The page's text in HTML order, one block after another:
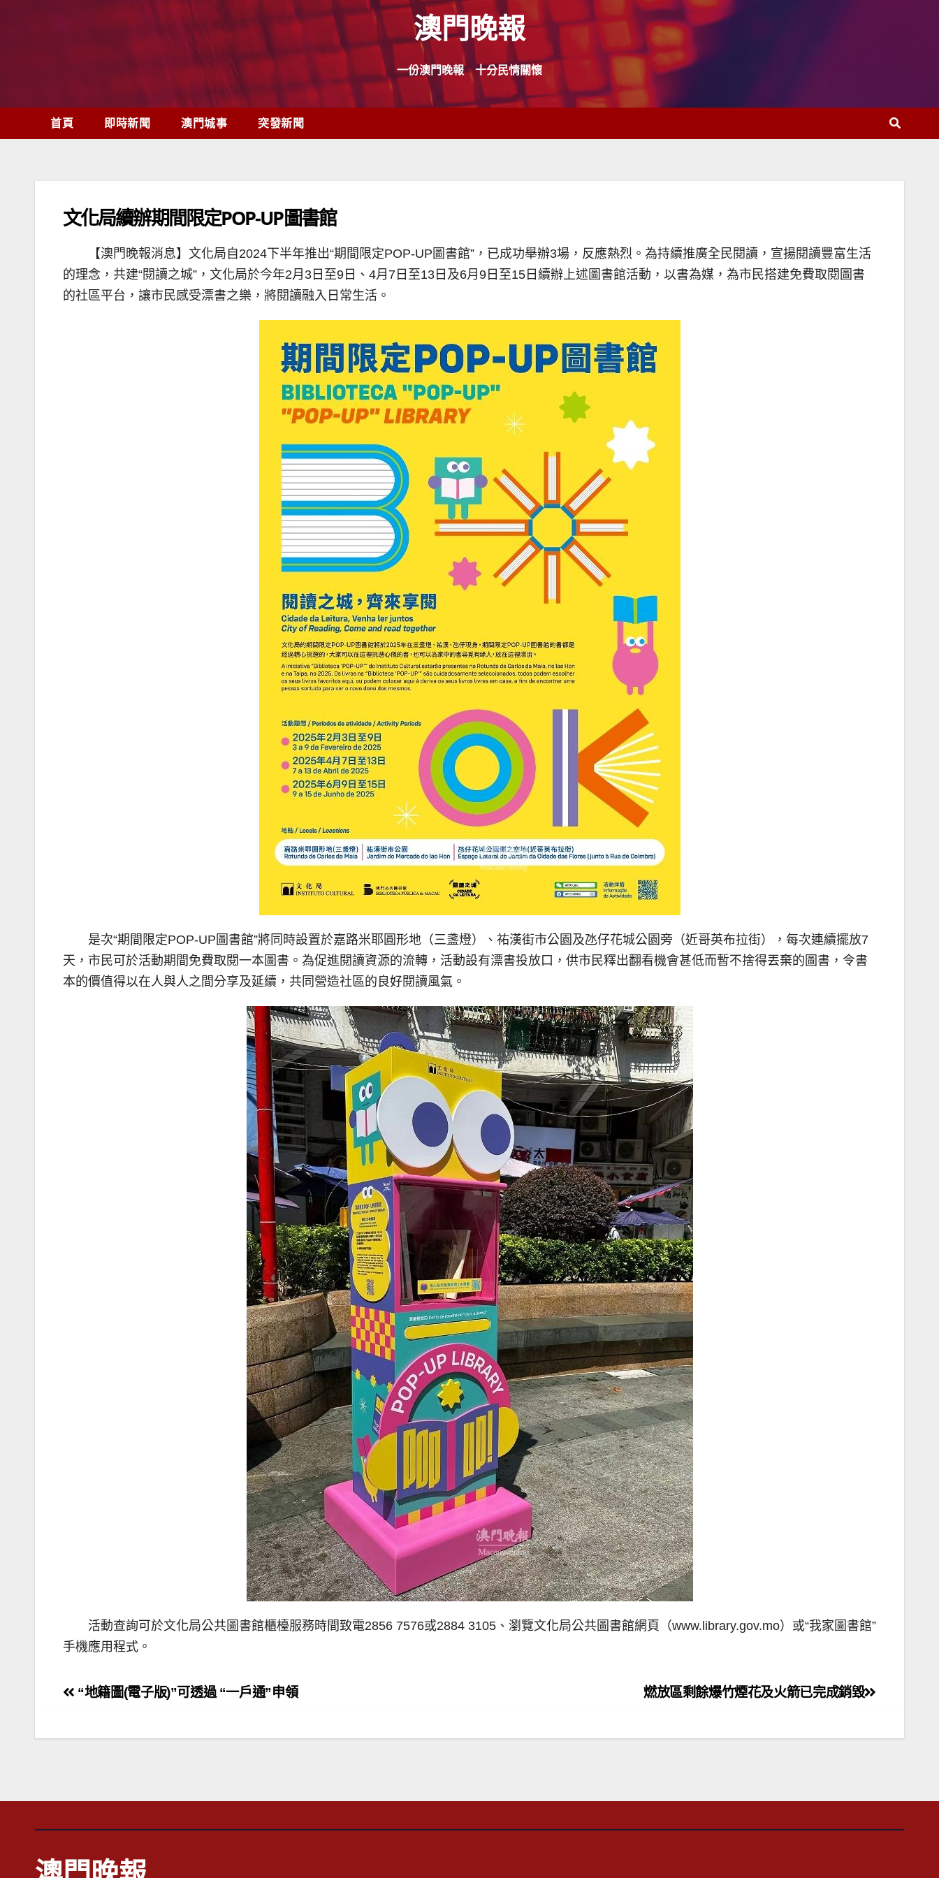
澳門晚報
一份澳門晚報 十分民情關懷
首頁 即時新聞 澳門城事 突發新聞
文化局續辦期間限定POP-UP圖書館
【澳門晚報消息】文化局自2024下半年推出“期間限定POP-UP圖書館”，已成功舉辦3場，反應熱烈。為持續推廣全民閱讀，宣揚閱讀豐富生活
的理念，共建“閱讀之城”，文化局於今年2月3日至9日、4月7日至13日及6月9日至15日續辦上述圖書館活動，以書為媒，為市民搭建免費取閱圖書
的社區平台，讓市民感受漂書之樂，將閱讀融入日常生活。
是次“期間限定POP-UP圖書館”將同時設置於嘉路米耶圓形地（三盞燈）、祐漢街市公園及氹仔花城公園旁（近哥英布拉街），每次連續擺放7
天，市民可於活動期間免費取閱一本圖書。為促進閱讀資源的流轉，活動設有漂書投放口，供市民釋出翻看機會甚低而暫不捨得丟棄的圖書，令書
本的價值得以在人與人之間分享及延續，共同營造社區的良好閱讀風氣。
活動查詢可於文化局公共圖書館櫃檯服務時間致電2856 7576或2884 3105、瀏覽文化局公共圖書館網頁（www.library.gov.mo）或“我家圖書館”
手機應用程式。
文
導
燃放區剩餘爆竹煙花及火箭已完成銷毀
“地籍圖(電子版)”可透過 “一戶通”申領